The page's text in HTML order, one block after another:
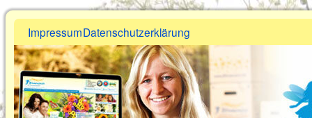
ImpressumDatenschutzerklärung